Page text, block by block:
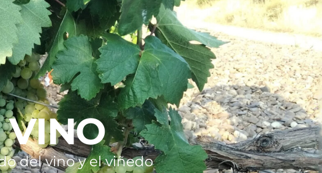
VINO
del vino y el viñedo